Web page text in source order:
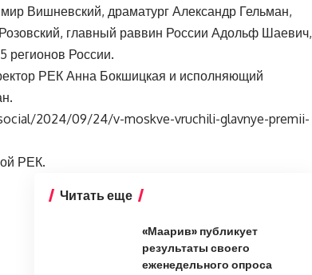
Вишневский, драматург Александр Гельман,
главный раввин России Адольф Шаевич,
регионов России.
РЕК Анна Бокшицкая и исполняющий
2024/09/24/v-moskve-vruchili-glavnye-premii-
РЕК.
Читать еще
«Маарив» публикует
результаты своего
еженедельного опроса